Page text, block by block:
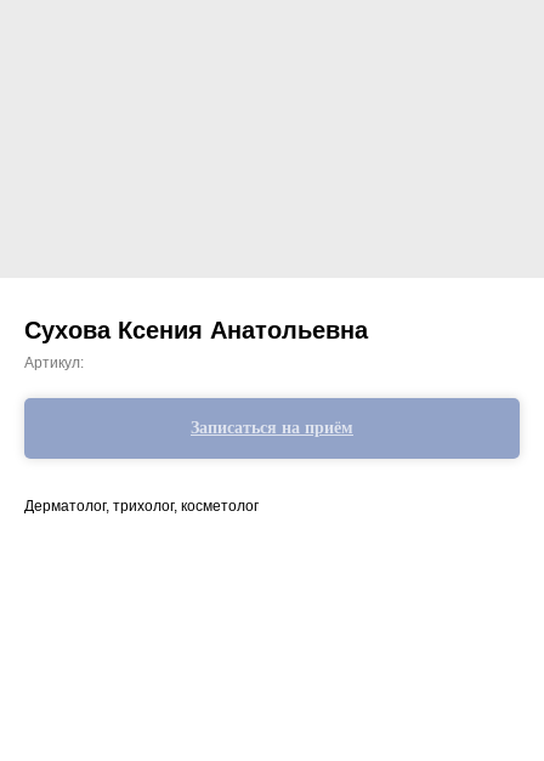
Сухова Ксения Анатольевна
Артикул:
Записаться на приём
Дерматолог, трихолог, косметолог